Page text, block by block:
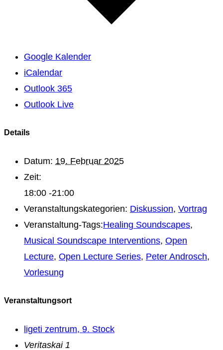
Google Kalender
iCalendar
Outlook 365
Outlook Live
Details
Datum: 19. Februar 2025
Zeit:
18:00 -21:00
Veranstaltungskategorien: Diskussion, Vortrag
Veranstaltung-Tags:Healing Soundscapes,
Musical Soundscape Interventions, Open
Lecture, Open Lecture Series, Peter Androsch,
Vorlesung
Veranstaltungsort
ligeti zentrum, 9. Stock
Veritaskai 1